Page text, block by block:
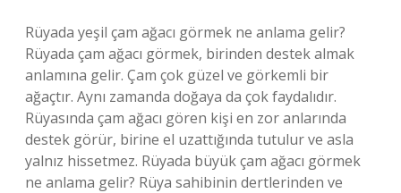
Rüyada yeşil çam ağacı görmek ne anlama gelir?
Rüyada çam ağacı görmek, birinden destek almak
anlamına gelir. Çam çok güzel ve görkemli bir
ağaçtır. Aynı zamanda doğaya da çok faydalıdır.
Rüyasında çam ağacı gören kişi en zor anlarında
destek görür, birine el uzattığında tutulur ve asla
yalnız hissetmez. Rüyada büyük çam ağacı görmek
ne anlama gelir? Rüya sahibinin dertlerinden ve